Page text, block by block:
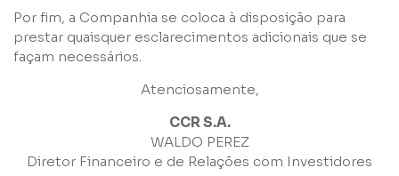
Por fim, a Companhia se coloca à disposição para
prestar quaisquer esclarecimentos adicionais que se
façam necessários.
Atenciosamente,
CCR S.A.
WALDO PEREZ
Diretor Financeiro e de Relações com Investidores
Enviar